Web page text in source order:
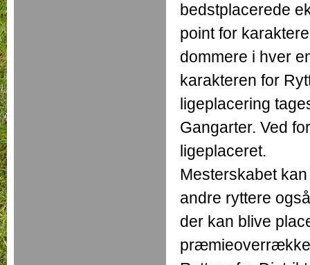
bedstplacerede
point for
dommere i hver
karakteren for
ligeplacering
Gangarter. Ved
ligeplaceret.
Mesterskabet
andre ryttere
der kan blive